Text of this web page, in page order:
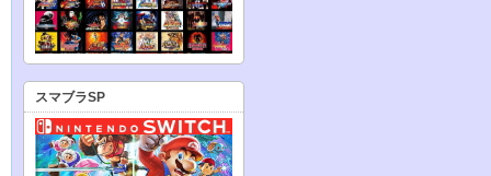
スマブラSP